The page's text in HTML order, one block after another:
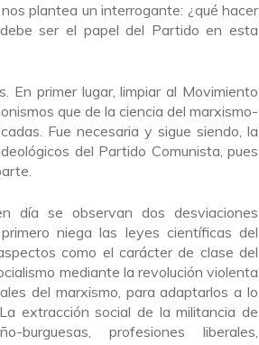
plantea un interrogante: ¿qué hacer
ser el papel del Partido en esta
En primer lugar, limpiar al Movimiento
que de la ciencia del marxismo-
Fue necesaria y sigue siendo, la
del Partido Comunista, pues
día se observan dos desviaciones
niega las leyes científicas del
como el carácter de clase del
mediante la revolución violenta
del marxismo, para adaptarlos a lo
extracción social de la militancia de
burguesas, profesiones liberales,